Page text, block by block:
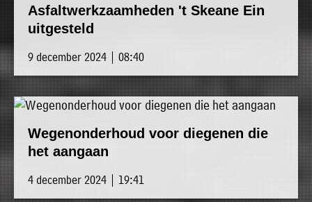
Asfaltwerkzaamheden 't Skeane Ein
uitgesteld
9 december 2024 | 08:40
Wegenonderhoud voor diegenen die
het aangaan
4 december 2024 | 19:41